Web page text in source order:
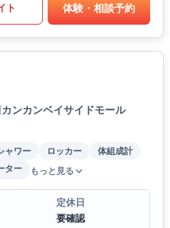
ト 体験・相談予約
ンカンベイサイドモール
ャワー ロッカー
体組成計
ター もっと見る
定休日
要確認